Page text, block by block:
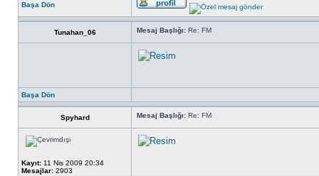
Başa Dön
Tunahan_06 Mesaj Başlığı: Re: FM
Başa Dön
Spyhard Mesaj Başlığı: Re: FM
Kayıt: 11 Nis 2009 20:34
Mesajlar: 2903